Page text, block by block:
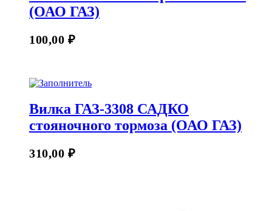
(ОАО ГАЗ)
100,00₽
Вилка ГАЗ-3308 САДКО
стояночного тормоза (ОАО ГАЗ)
310,00₽